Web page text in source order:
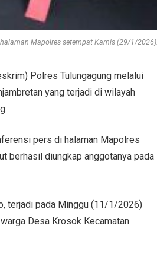
Mapolres setempat Kamis (29/1/2026).
Polres Tulungagung melalui
yang terjadi di wilayah
pers di halaman Mapolres
berhasil diungkap anggotanya pada
terjadi pada Minggu (11/1/2026)
Desa Krosok Kecamatan